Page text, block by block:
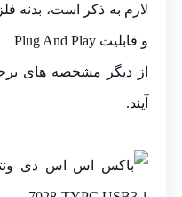
لازم به ذکر است، بدنه
و قابلیت Plug And Play
از دیگر مشخصه های
آیند.